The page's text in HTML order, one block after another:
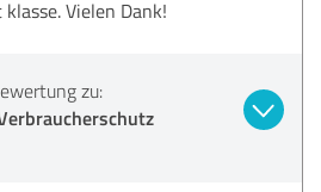
Vielen Dank!
zu: